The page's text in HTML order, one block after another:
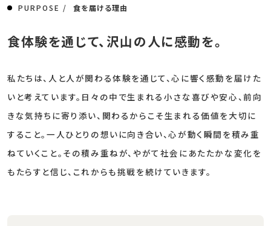
PURPOSE / 食を届ける理由
食体験を通じて、沢山の人に感動を。
私たちは、人と人が関わる体験を通じて、心に響く感動を届けた
いと考えています。日々の中で生まれる小さな喜びや安心、前向
きな気持ちに寄り添い、関わるからこそ生まれる価値を大切に
すること。一人ひとりの想いに向き合い、心が動く瞬間を積み重
ねていくこと。その積み重ねが、やがて社会にあたたかな変化を
もたらすと信じ、これからも挑戦を続けていきます。